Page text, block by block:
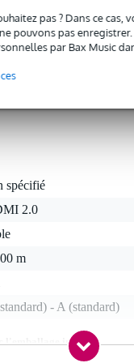
pas ? Dans ce
pouvons pas
par Bax Music
sûre que possible,
un conduit sans
la dernière
spécifié
2.0
m
- A (standard)
l'emballage inclus